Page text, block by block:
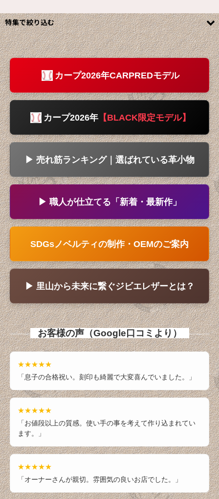
特集で絞り込む
◆◆ジビエ革製品カテゴリ◆◆
ジビエ革名刺入れ&カード入れ
ジビエ革コインケース（小銭入れ）
ジビエ革本革キーホルダー
ジビエ革携帯/スマホグッズ
ジビエ革小物
ジビエ革各種専用ケース、ホルダー
革のメンテナンス用品
ベルベア＆ベルラビ
ノベルティや記念品に
◆◆牛革製品カテゴリ◆◆
牛革財布
牛革名刺入れ&カード入れ
牛革各種専用ケース、ホルダー
牛革キーホルダー
カープ2026年CARPREDモデル
カープ2026年【BLACK限定モデル】
▶ 売れ筋ランキング｜選ばれている革小物
▶ 職人が仕立てる「新着・最新作」
SDGsノベルティの制作・OEMのご案内
▶ 里山から未来に繋ぐジビエレザーとは？
お客様の声（Google口コミより）
★★★★★
「息子の合格祝い。刻印も綺麗で大変喜んでいました。」
★★★★★
「お値段以上の質感。使い手の事を考えて作り込まれてい
ます。」
★★★★★
「オーナーさんが親切。雰囲気の良いお店でした。」